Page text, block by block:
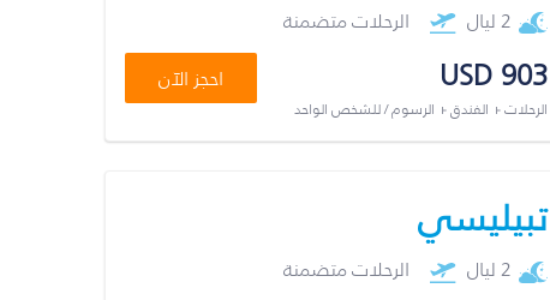
2 ليال الرحلات متضمنة
USD 903
الرحلات + الفندق + الرسوم / للشخص الواحد
احجز الآن
تبيليسي
2 ليال الرحلات متضمنة